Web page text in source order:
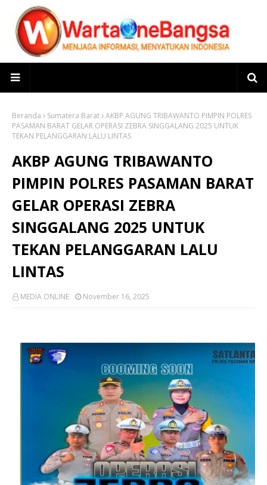
Beranda Sumatera Barat AKBP AGUNG TRIBAWANTO PIMPIN POLRES
PASAMAN BARAT GELAR OPERASI ZEBRA SINGGALANG 2025 UNTUK
TEKAN PELANGGARAN LALU LINTAS
AKBP AGUNG TRIBAWANTO
PIMPIN POLRES PASAMAN BARAT
GELAR OPERASI ZEBRA
SINGGALANG 2025 UNTUK
TEKAN PELANGGARAN LALU
LINTAS
MEDIA ONLINE November 16, 2025